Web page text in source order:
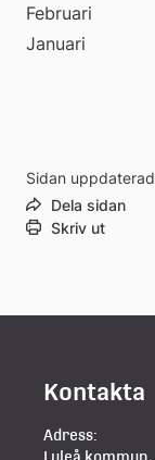
Februari
Januari
Sidan
Dela sidan
Skriv ut
Kontakta
Adress: